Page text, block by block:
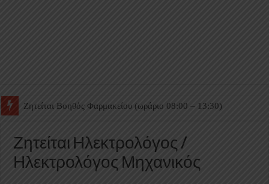
Ζητείται Βοηθός Θαλάμου
Ζητείται Ηλεκτρολόγος /
Ηλεκτρολόγος Μηχανικός